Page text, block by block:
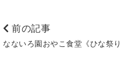
前の記事
なないろ園おやこ食堂《ひな祭り